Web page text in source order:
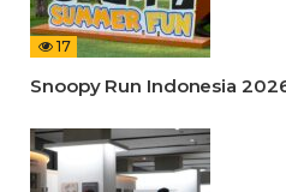
17
Snoopy Run Indonesia